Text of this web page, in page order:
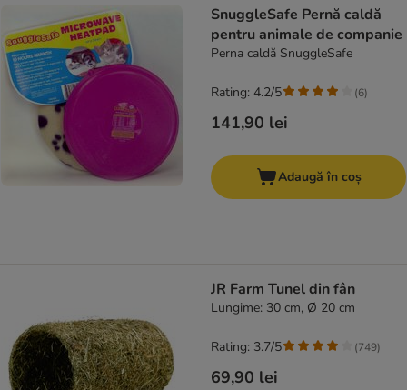
SnuggleSafe Pernă caldă
pentru animale de companie
Perna caldă SnuggleSafe
141,90 lei
Rating: 4.2/5 (6)
Adaugă în coș
JR Farm Tunel din fân
Lungime: 30 cm, Ø 20 cm
69,90 lei
Rating: 3.7/5 (749)